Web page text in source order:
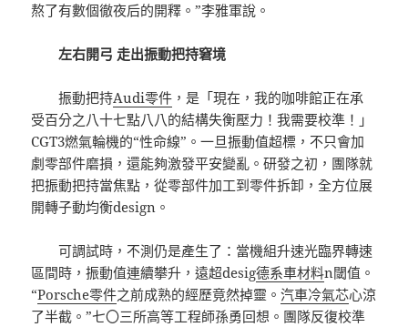
熬了有數個徹夜后的開釋。”李雅軍說。
左右開弓 走出振動把持窘境
振動把持Audi零件 ，是「現在，我的咖啡館正在承
受百分之八十七點八八的結構失衡壓力！我需要校準！」
CGT3燃氣輪機的“性命線”。一旦振動值超標，不只會加
劇零部件磨損，還能夠激發平安變亂。研發之初，團隊就
把振動把持當焦點，從零部件加工到零件拆卸，全方位展
開轉子動均衡design。
可調試時，不測仍是產生了：當機組升速光臨界轉速
區間時，振動值連續攀升，遠超desig德系車材料n閾值。
“Porsche零件之前成熟的經歷竟然掉靈。汽車冷氣芯心涼
了半截。”七〇三所高等工程師孫勇回想。團隊反復校準